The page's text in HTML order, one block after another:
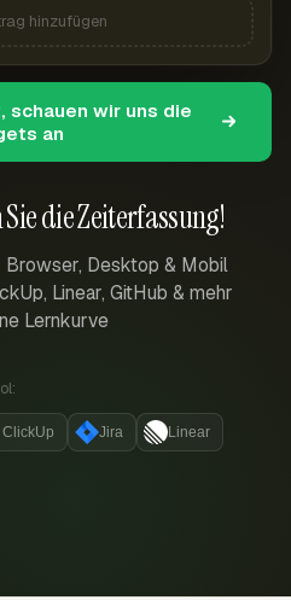
die Zeiterfassung!
Desktop & Mobil
Linear, GitHub & mehr
Lernkurve
ClickUp Jira Linear
hinzufügen
schauen wir uns die
an